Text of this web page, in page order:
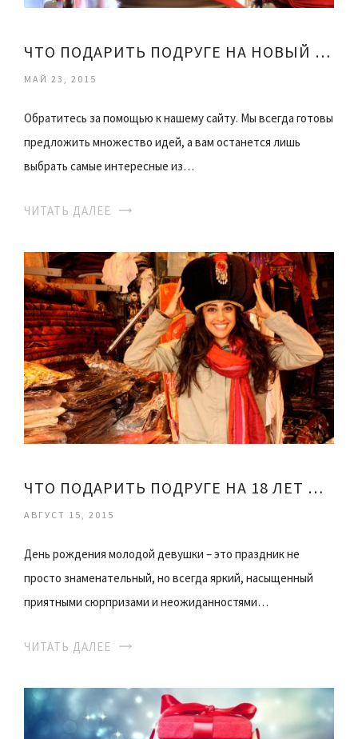
ЧТО ПОДАРИТЬ ПОДРУГЕ НА НОВЫЙ ГОД 2015
МАЙ 23, 2015
Обратитесь за помощью к нашему сайту. Мы всегда готовы
предложить множество идей, а вам останется лишь
выбрать самые интересные из…
ЧИТАТЬ ДАЛЕЕ
ЧТО ПОДАРИТЬ ПОДРУГЕ НА 18 ЛЕТ НЕДОРОГО
АВГУСТ 15, 2015
День рождения молодой девушки – это праздник не
просто знаменательный, но всегда яркий, насыщенный
приятными сюрпризами и неожиданностями…
ЧИТАТЬ ДАЛЕЕ